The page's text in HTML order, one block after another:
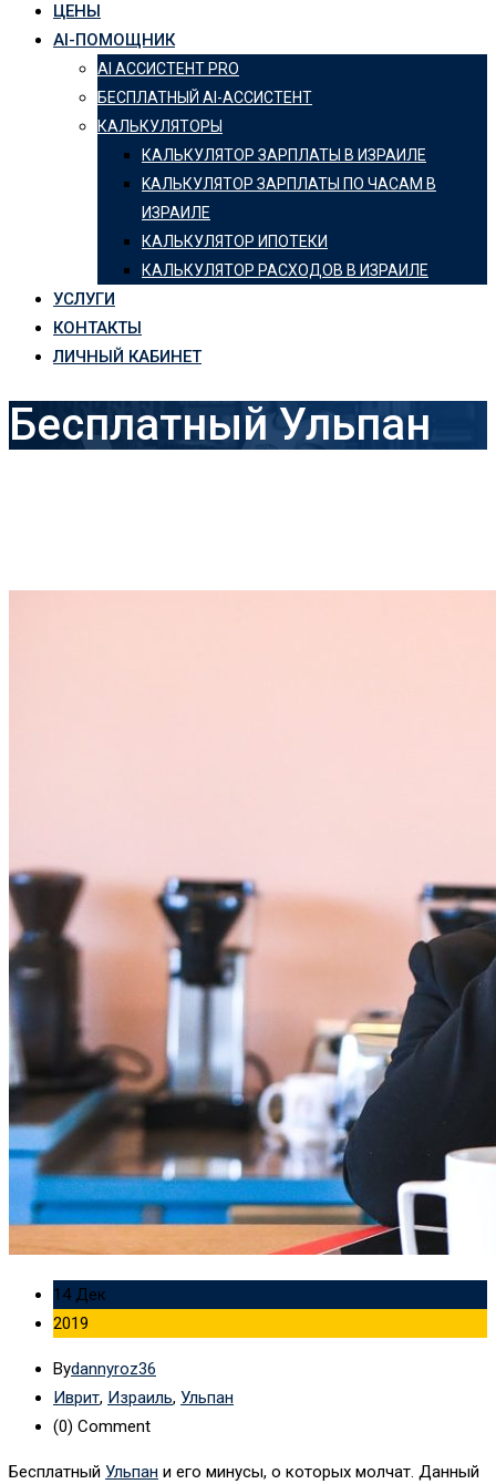
ЦЕНЫ
AI-ПОМОЩНИК
AI АССИСТЕНТ PRO
БЕСПЛАТНЫЙ AI-АССИСТЕНТ
КАЛЬКУЛЯТОРЫ
КАЛЬКУЛЯТОР ЗАРПЛАТЫ В ИЗРАИЛЕ
KАЛЬКУЛЯТОР ЗАРПЛАТЫ ПО ЧАСАМ В
ИЗРАИЛЕ
КАЛЬКУЛЯТОР ИПОТЕКИ
КАЛЬКУЛЯТОР РАСХОДОВ В ИЗРАИЛЕ
УСЛУГИ
КОНТАКТЫ
ЛИЧНЫЙ КАБИНЕТ
Бесплатный Ульпан
14 Дек
2019
Bydannyroz36
Иврит, Израиль, Ульпан
(0) Comment
Бесплатный Ульпан и его минусы, о которых молчат. Данный